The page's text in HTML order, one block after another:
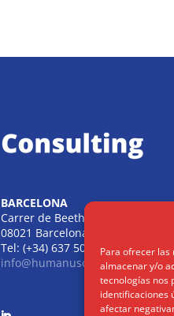
Para ofrecer las
almacenar y/o
tecnologías nos
identificaciones
afectar
BARCELONA
Carrer de Beethoven
08021 Barcelona
Tel: (+34) 637 50 38 47
info@humanusconsulting.com